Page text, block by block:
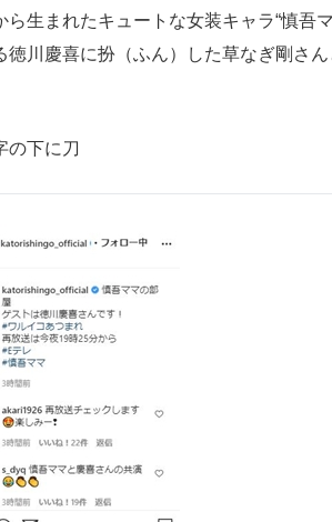
生まれたキュートな女装キャラ“慎吾
川慶喜に扮（ふん）した草なぎ剛さ
の下に刀